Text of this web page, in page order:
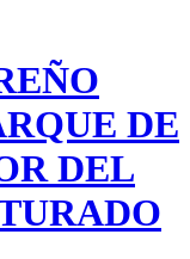
DE
DEL